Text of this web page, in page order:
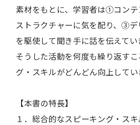
素材をもとに、学習者は①コン
ストラクチャーに気を配り、③デ
を駆使して聞き手に話を伝えてい
そうした活動を何度も繰り返す
グ・スキルがどんどん向上してい
【本書の特長】
１．総合的なスピーキング・ス